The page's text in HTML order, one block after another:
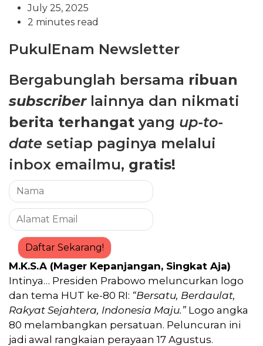
July 25, 2025
2 minutes read
PukulEnam Newsletter
Bergabunglah bersama ribuan
subscriberlainnya dan nikmati
berita terhangat yang up-to-
date setiap paginya melalui
inbox emailmu, gratis!
Daftar Sekarang!
M.K.S.A (Mager Kepanjangan, Singkat Aja)
Intinya… Presiden Prabowo meluncurkan logo
dan tema HUT ke-80 RI: “Bersatu, Berdaulat,
Rakyat Sejahtera, Indonesia Maju.” Logo angka
80 melambangkan persatuan. Peluncuran ini
jadi awal rangkaian perayaan 17 Agustus.